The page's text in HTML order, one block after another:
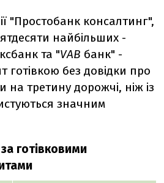
"Простобанк консалтинг",
найбільших -
та "VAB банк" -
готівкою без довідки про
на третину дорожчі, ніж із
значним
готівковими